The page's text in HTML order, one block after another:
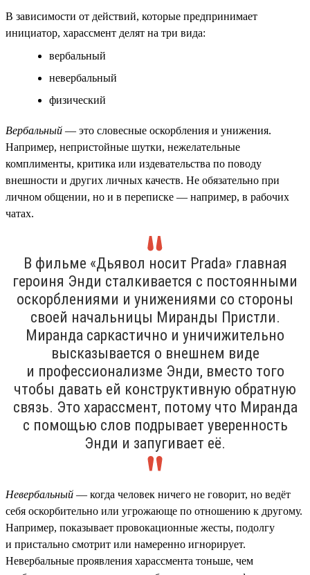
В зависимости от действий, которые предпринимает
инициатор, харассмент делят на три вида:
вербальный
невербальный
физический
Вербальный — это словесные оскорбления и унижения.
Например, непристойные шутки, нежелательные
комплименты, критика или издевательства по поводу
внешности и других личных качеств. Не обязательно при
личном общении, но и в переписке — например, в рабочих
чатах.
В фильме «Дьявол носит Prada» главная
героиня Энди сталкивается с постоянными
оскорблениями и унижениями со стороны
своей начальницы Миранды Пристли.
Миранда саркастично и уничижительно
высказывается о внешнем виде
и профессионализме Энди, вместо того
чтобы давать ей конструктивную обратную
связь. Это харассмент, потому что Миранда
с помощью слов подрывает уверенность
Энди и запугивает её.
Невербальный — когда человек ничего не говорит, но ведёт
себя оскорбительно или угрожающе по отношению к другому.
Например, показывает провокационные жесты, подолгу
и пристально смотрит или намеренно игнорирует.
Невербальные проявления харассмента тоньше, чем